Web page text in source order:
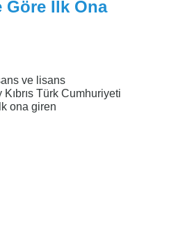
Göre İlk Ona
ve lisans
Türk Cumhuriyeti
ona giren